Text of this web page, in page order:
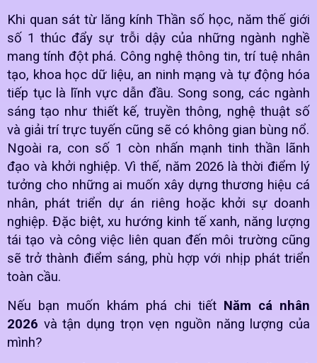
Khi quan sát từ lăng kính Thần số học, năm thế giới
số 1 thúc đẩy sự trỗi dậy của những ngành nghề
mang tính đột phá. Công nghệ thông tin, trí tuệ nhân
tạo, khoa học dữ liệu, an ninh mạng và tự động hóa
tiếp tục là lĩnh vực dẫn đầu. Song song, các ngành
sáng tạo như thiết kế, truyền thông, nghệ thuật số
và giải trí trực tuyến cũng sẽ có không gian bùng nổ.
Ngoài ra, con số 1 còn nhấn mạnh tinh thần lãnh
đạo và khởi nghiệp. Vì thế, năm 2026 là thời điểm lý
tưởng cho những ai muốn xây dựng thương hiệu cá
nhân, phát triển dự án riêng hoặc khởi sự doanh
nghiệp. Đặc biệt, xu hướng kinh tế xanh, năng lượng
tái tạo và công việc liên quan đến môi trường cũng
sẽ trở thành điểm sáng, phù hợp với nhịp phát triển
toàn cầu.
Nếu bạn muốn khám phá chi tiết Năm cá nhân
2026 và tận dụng trọn vẹn nguồn năng lượng của
mình?